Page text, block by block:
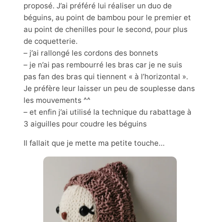
proposé. J’ai préféré lui réaliser un duo de
béguins, au point de bambou pour le premier et
au point de chenilles pour le second, pour plus
de coquetterie.
– j’ai rallongé les cordons des bonnets
– je n’ai pas rembourré les bras car je ne suis
pas fan des bras qui tiennent « à l’horizontal ».
Je préfère leur laisser un peu de souplesse dans
les mouvements ^^
– et enfin j’ai utilisé la technique du rabattage à
3 aiguilles pour coudre les béguins
Il fallait que je mette ma petite touche…